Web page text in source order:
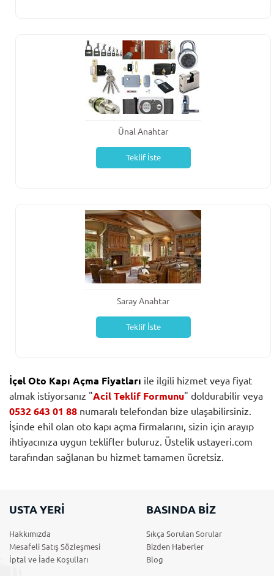
Ünal Anahtar
Teklif İste
Saray Anahtar
Teklif İste
İçel Oto Kapı Açma Fiyatları ile ilgili hizmet veya fiyat
almak istiyorsanız "Acil Teklif Formunu" doldurabilir veya
0532 643 01 88 numaralı telefondan bize ulaşabilirsiniz.
İşinde ehil olan oto kapı açma firmalarını, sizin için arayıp
ihtiyacınıza uygun teklifler buluruz. Üstelik ustayeri.com
tarafından sağlanan bu hizmet tamamen ücretsiz.
USTA YERİ
Hakkımızda
Mesafeli Satış Sözleşmesi
İptal ve İade Koşulları
BASINDA BİZ
Sıkça Sorulan Sorular
Bizden Haberler
Blog